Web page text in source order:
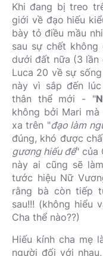
Khi đang bị treo
giới về đạo hiếu
bày tỏ điều mầu
sau sự chết
dưới đất nữa (3 lần
Luca 20 về sự
này vì sắp đến
thân thể mới - "
không bởi Mari
xa trên "đạo làm
đúng, khó được
gương hiếu để" của
này ai cũng sẽ
tước hiệu Nữ
rằng bà còn tiếp
sau!!! (không hiểu
Cha thể nào??)
Hiếu kính cha mẹ
người đối với